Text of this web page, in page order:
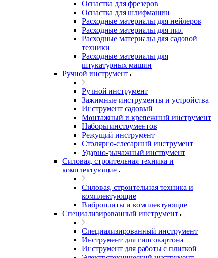
Оснастка для фрезеров
Оснастка для шлифмашин
Расходные материалы для нейлеров
Расходные материалы для пил
Расходные материалы для садовой
техники
Расходные материалы для
штукатурных машин
Ручной инструмент
Ручной инструмент
Зажимные инструменты и устройства
Инструмент садовый
Монтажный и крепежный инструмент
Наборы инструментов
Режущий инструмент
Столярно-слесарный инструмент
Ударно-рычажный инструмент
Силовая, строительная техника и
комплектующие
Силовая, строительная техника и
комплектующие
Виброплиты и комплектующие
Специализированный инструмент
Специализированный инструмент
Инструмент для гипсокартона
Инструмент для работы с плиткой